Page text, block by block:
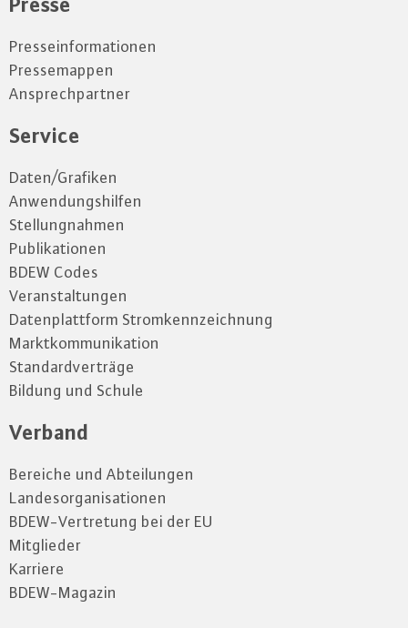
Presseinformationen
Pressemappen
Ansprechpartner
Service
Daten/Grafiken
Anwendungshilfen
Stellungnahmen
Publikationen
BDEW Codes
Veranstaltungen
Datenplattform Stromkennzeichnung
Marktkommunikation
Standardverträge
Bildung und Schule
Verband
Bereiche und Abteilungen
Landesorganisationen
BDEW-Vertretung bei der EU
Mitglieder
Karriere
BDEW-Magazin